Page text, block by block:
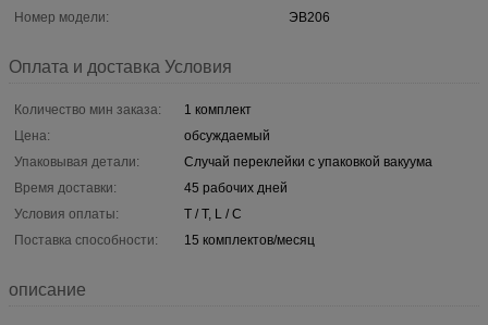
Номер модели:
ЭВ206
Оплата и доставка Условия
Количество мин заказа:
1 комплект
Цена:
обсуждаемый
Упаковывая детали:
Случай переклейки с упаковкой вакуума
Время доставки:
45 рабочих дней
Условия оплаты:
T / T, L / C
Поставка способности:
15 комплектов/месяц
описание